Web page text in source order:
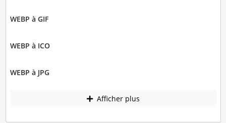
WEBP à GIF
WEBP à ICO
WEBP à JPG
Afficher plus